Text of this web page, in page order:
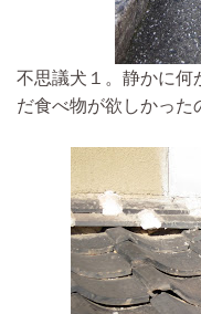
不思議犬１。静かに何
だ食べ物が欲しかっ